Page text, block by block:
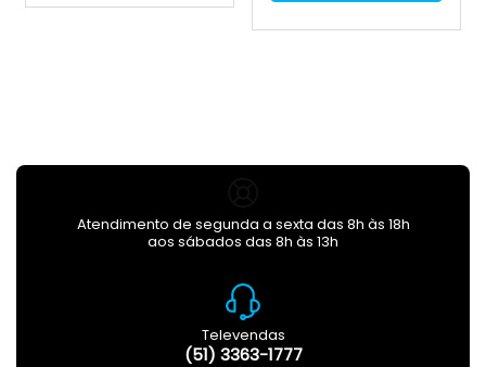
Atendimento de segunda a sexta das 8h às 18h
aos sábados das 8h às 13h
Televendas
(51) 3363-1777